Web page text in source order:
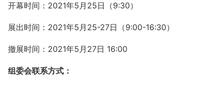
开幕时间：2021年5月25日（9:30）
展出时间：2021年5月25-27日（9:00-16:30）
撤展时间：2021年5月27日 16:00
组委会联系方式：